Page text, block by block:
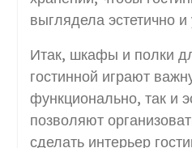
выглядела эстетично
Итак, шкафы и полки
гостинной играют
функционально, так и
позволяют
сделать интерьер